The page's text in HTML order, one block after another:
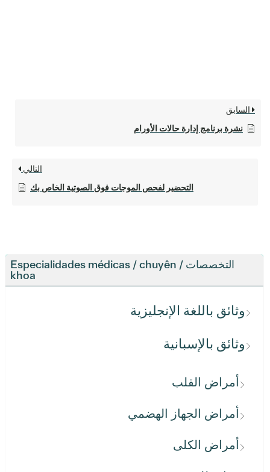
التخصصات / Especialidades médicas / chuyên
khoa
وثائق باللغة الإنجليزية
وثائق بالإسبانية
أمراض القلب
أمراض الجهاز الهضمي
أمراض الكلى
السابق
نشرة برنامج إدارة حالات الأورام
التالي
التحضير لفحص الموجات فوق الصوتية الخاص بك